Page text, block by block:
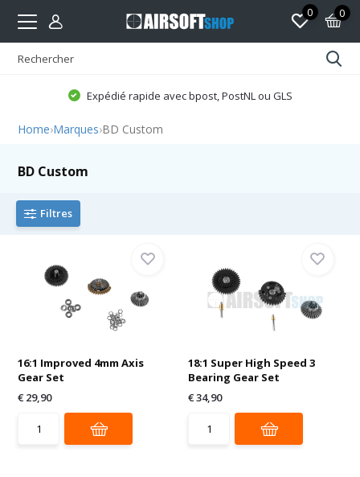
0 0
Expédié rapide avec bpost, PostNL ou GLS
Home›Marques›BD Custom
BD Custom
Filtres
16:1 Improved 4mm Axis
Gear Set
€ 29,90
18:1 Super High Speed 3
Bearing Gear Set
€ 34,90